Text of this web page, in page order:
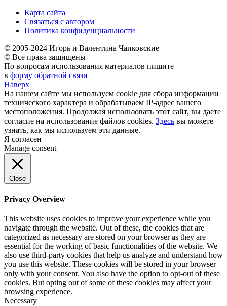
Карта сайта
Связаться с автором
Политика конфиденциальности
© 2005-2024 Игорь и Валентина Чапковские
© Все права защищены
По вопросам использования материалов пишите
в форму обратной связи
Наверх
На нашем сайте мы используем cookie для сбора информации
технического характера и обрабатываем IP-адрес вашего
местоположения. Продолжая использовать этот сайт, вы даете
согласие на использование файлов cookies. Здесь вы можете
узнать, как мы используем эти данные.
Я согласен
Manage consent
Close
Privacy Overview
This website uses cookies to improve your experience while you
navigate through the website. Out of these, the cookies that are
categorized as necessary are stored on your browser as they are
essential for the working of basic functionalities of the website. We
also use third-party cookies that help us analyze and understand how
you use this website. These cookies will be stored in your browser
only with your consent. You also have the option to opt-out of these
cookies. But opting out of some of these cookies may affect your
browsing experience.
Necessary